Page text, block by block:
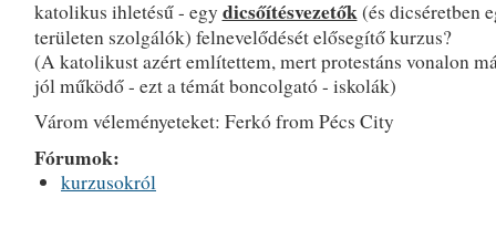
katolikus ihletésű - egy dicsőítésvezetők(és dicséretben
területen szolgálók) felnevelődését elősegítő kurzus?
(A katolikust azért említettem, mert protestáns vonalon
jól működő - ezt a témát boncolgató - iskolák)
Várom véleményeteket: Ferkó from Pécs City
Fórumok:
kurzusokról